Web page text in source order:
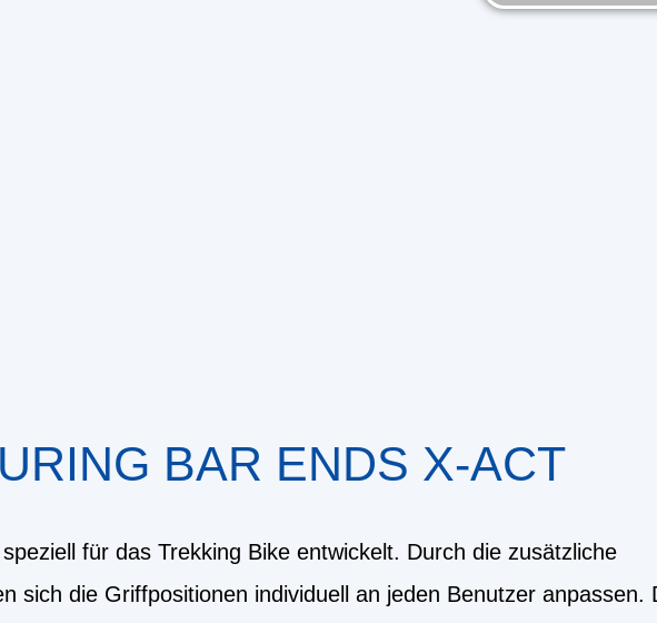
BAR ENDS X-ACT
für das Trekking Bike entwickelt. Durch die zusätzliche
sich die Griffpositionen individuell an jeden Benutzer anpassen.